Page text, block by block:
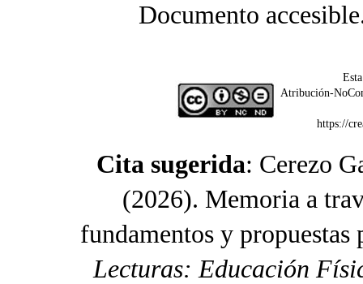
Documento
Atribución-
https://
Cita sugerida: Cerezo
(2026). Memoria a
fundamentos y
Lecturas: Educación